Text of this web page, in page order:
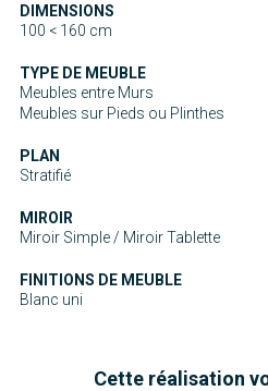
DIMENSIONS
100 < 160 cm
TYPE DE MEUBLE
Meubles entre Murs
Meubles sur Pieds ou Plinthes
PLAN
Stratifié
MIROIR
Miroir Simple / Miroir Tablette
FINITIONS DE MEUBLE
Blanc uni
Cette réalisation